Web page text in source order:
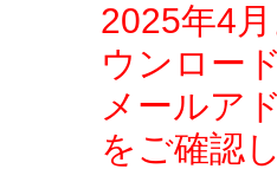
2025年4
ウンロー
メールア
をご確認